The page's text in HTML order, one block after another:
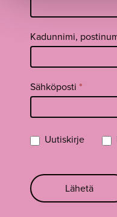
Kadunnimi,
Sähköposti *
Uutiskirje
Lähetä